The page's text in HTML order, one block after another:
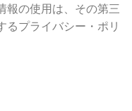
報の使用は、その第三
プライバシー・ポリ